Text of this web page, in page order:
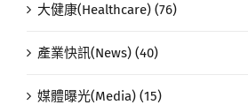
大健康(Healthcare) (76)
產業快訊(News) (40)
媒體曝光(Media) (15)